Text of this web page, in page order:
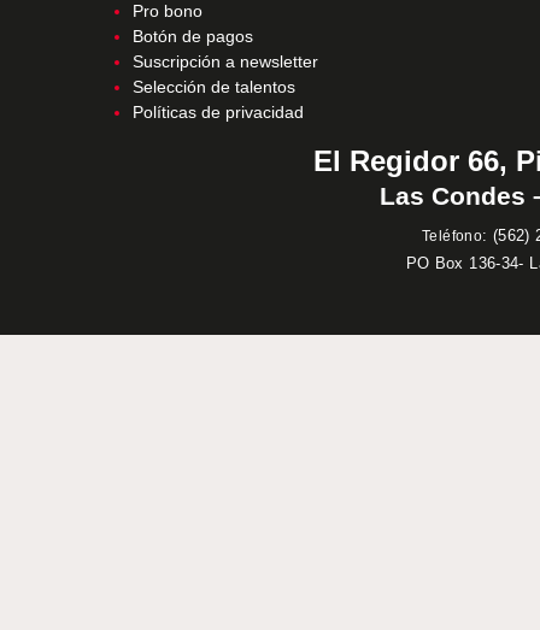
Pro bono
Botón de pagos
Suscripción a newsletter
Selección de talentos
Políticas de privacidad
El Regidor 66,
Las Condes
Teléfono: (562)
PO Box 136-34-